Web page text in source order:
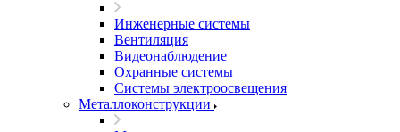
Инженерные системы
Вентиляция
Видеонаблюдение
Охранные системы
Системы электроосвещения
Металлоконструкции